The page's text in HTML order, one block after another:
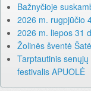
Bažnyčioje
2026 m. rugpjūčio
2026 m. liepos 31
Žolinės šventė
Tarptautinis
festivalis APUOLĖ